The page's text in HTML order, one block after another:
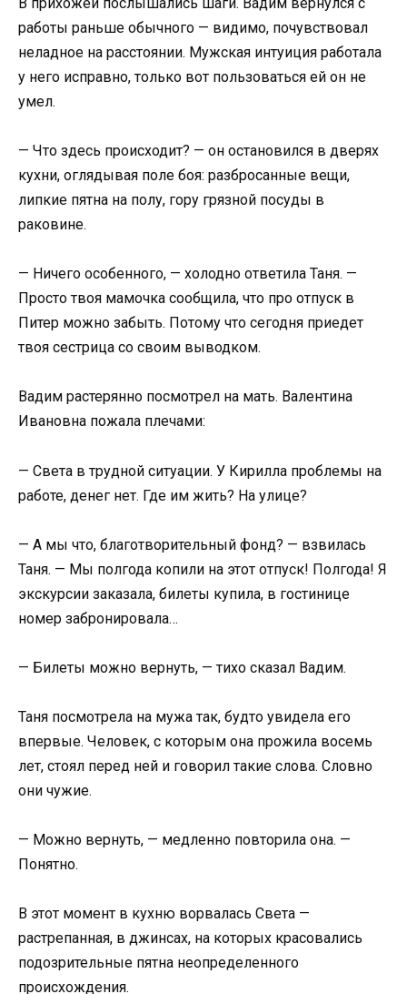
работы раньше обычного — видимо, почувствовал
неладное на расстоянии. Мужская интуиция работала
у него исправно, только вот пользоваться ей он не
умел.
— Что здесь происходит? — он остановился в дверях
кухни, оглядывая поле боя: разбросанные вещи,
липкие пятна на полу, гору грязной посуды в
раковине.
— Ничего особенного, — холодно ответила Таня. —
Просто твоя мамочка сообщила, что про отпуск в
Питер можно забыть. Потому что сегодня приедет
твоя сестрица со своим выводком.
Вадим растерянно посмотрел на мать. Валентина
Ивановна пожала плечами:
— Света в трудной ситуации. У Кирилла проблемы на
работе, денег нет. Где им жить? На улице?
— А мы что, благотворительный фонд? — взвилась
Таня. — Мы полгода копили на этот отпуск! Полгода! Я
экскурсии заказала, билеты купила, в гостинице
номер забронировала…
— Билеты можно вернуть, — тихо сказал Вадим.
Таня посмотрела на мужа так, будто увидела его
впервые. Человек, с которым она прожила восемь
лет, стоял перед ней и говорил такие слова. Словно
они чужие.
— Можно вернуть, — медленно повторила она. —
Понятно.
В этот момент в кухню ворвалась Света —
растрепанная, в джинсах, на которых красовались
подозрительные пятна неопределенного
происхождения.